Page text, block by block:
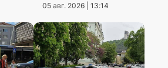
05 авг. 2026 | 13:14